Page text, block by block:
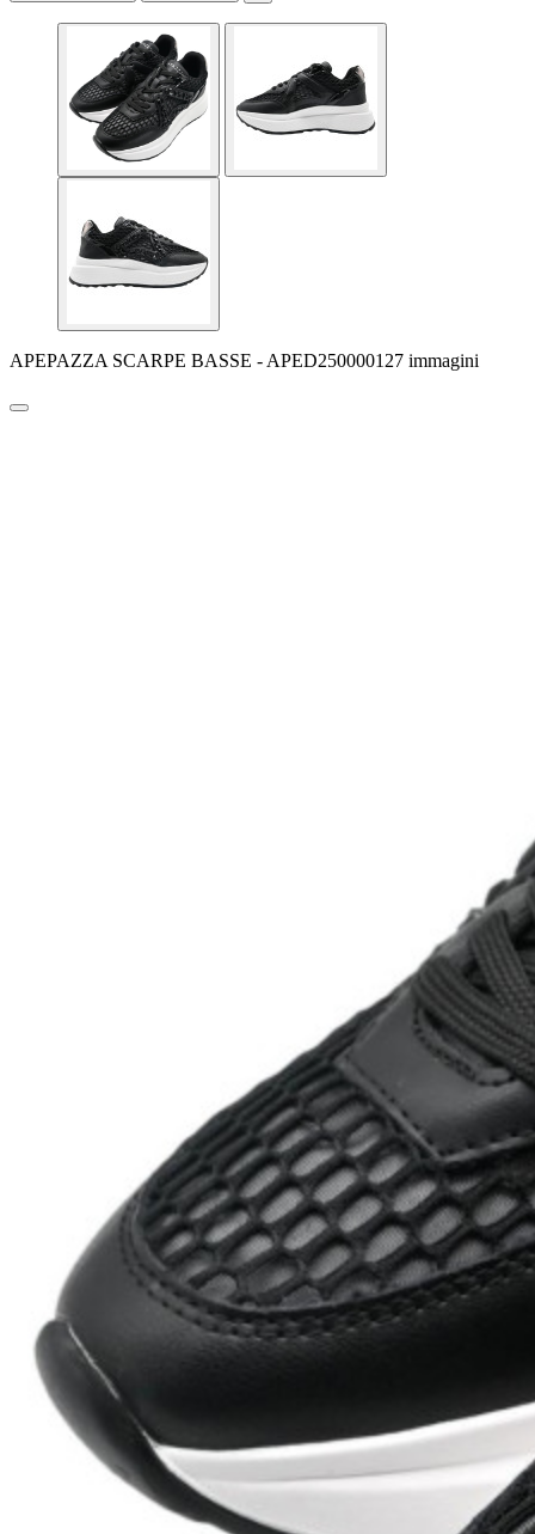
APEPAZZA SCARPE BASSE - APED250000127 immagini